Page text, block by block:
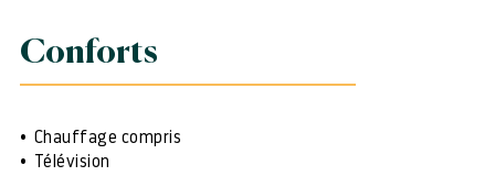
Conforts
Chauffage compris
Télévision